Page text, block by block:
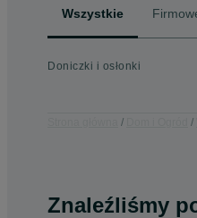
Wszystkie
Doniczki i osłonki
Znaleźliśmy